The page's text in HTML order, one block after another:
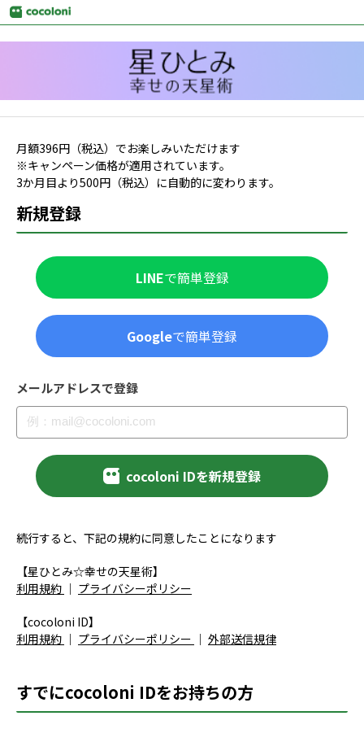
月額396円（税込）でお楽しみいただけます
※キャンペーン価格が適用されています。
3か月目より500円（税込）に自動的に変わります。
新規登録
LINEで簡単登録
Googleで簡単登録
メールアドレスで登録
cocoloni IDを新規登録
続行すると、下記の規約に同意したことになります
【星ひとみ☆幸せの天星術】
利用規約 ｜ プライバシーポリシー
【cocoloni ID】
利用規約 ｜ プライバシーポリシー ｜ 外部送信規律
すでにcocoloni IDをお持ちの方